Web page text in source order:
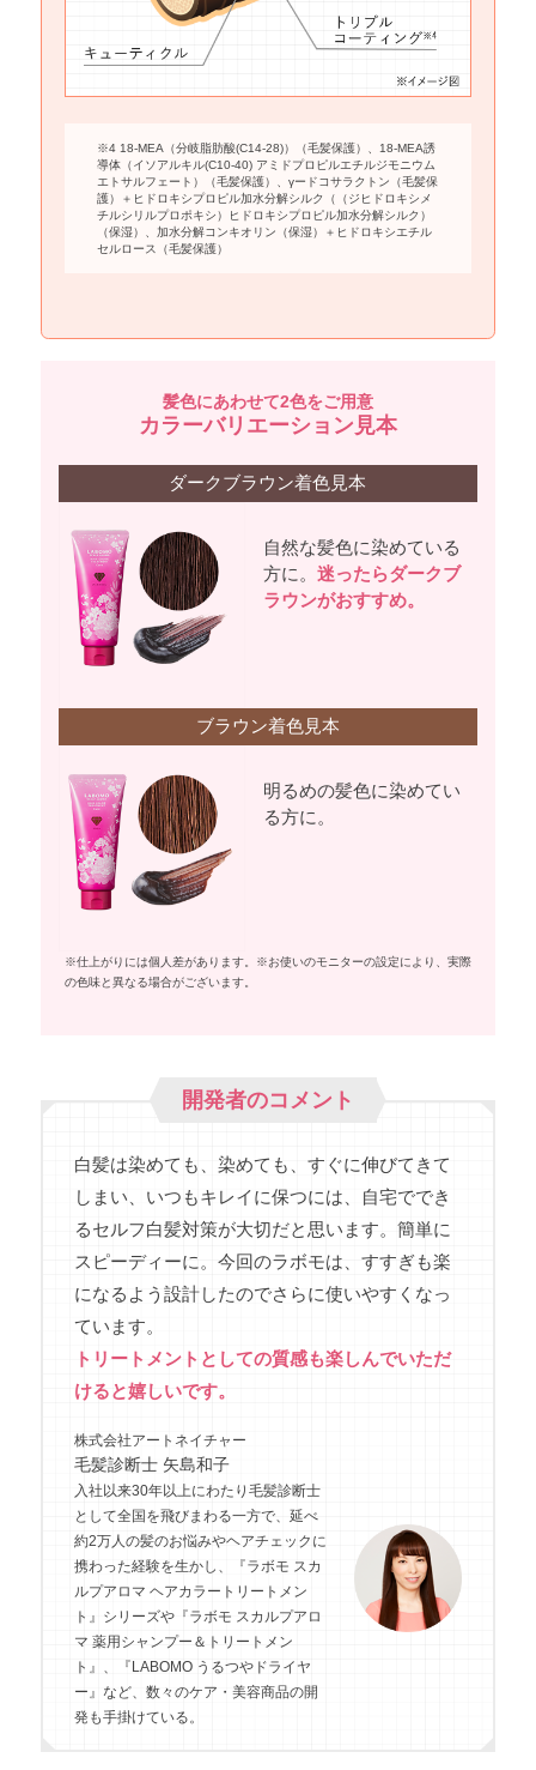
※4 18-MEA（分岐脂肪酸(C14-28)）（毛髪保護）、18-MEA誘
導体（イソアルキル(C10-40) アミドプロピルエチルジモニウム
エトサルフェート）（毛髪保護）、γードコサラクトン（毛髪保
護）＋ヒドロキシプロピル加水分解シルク（（ジヒドロキシメ
チルシリルプロポキシ）ヒドロキシプロピル加水分解シルク）
（保湿）、加水分解コンキオリン（保湿）＋ヒドロキシエチル
セルロース（毛髪保護）
髪色にあわせて2色をご用意
カラーバリエーション見本
ダークブラウン着色見本
自然な髪色に染めている
方に。 迷ったらダークブ
ラウンがおすすめ。
ブラウン着色見本
明るめの髪色に染めてい
る方に。
※仕上がりには個人差があります。※お使いのモニターの設定により、実際
の色味と異なる場合がございます。
開発者のコメント
白髪は染めても、染めても、すぐに伸びてきて
しまい、いつもキレイに保つには、自宅ででき
るセルフ白髪対策が大切だと思います。簡単に
スピーディーに。今回のラボモは、すすぎも楽
になるよう設計したのでさらに使いやすくなっ
ています。
トリートメントとしての質感も楽しんでいただ
けると嬉しいです。
株式会社アートネイチャー
毛髪診断士 矢島和子
入社以来30年以上にわたり毛髪診断士
として全国を飛びまわる一方で、延べ
約2万人の髪のお悩みやヘアチェックに
携わった経験を生かし、『ラボモ スカ
ルプアロマ ヘアカラートリートメン
ト』シリーズや『ラボモ スカルプアロ
マ 薬用シャンプー＆トリートメン
ト』、『LABOMO うるつやドライヤ
ー』など、数々のケア・美容商品の開
発も手掛けている。